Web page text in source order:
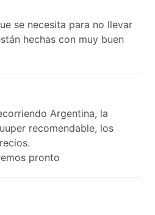
se necesita para no llevar
hechas con muy buen
Argentina, la
recomendable, los
pronto